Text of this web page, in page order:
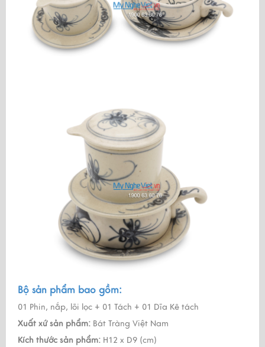
Bộ sản phẩm bao gồm:
01 Phin, nắp, lõi lọc + 01 Tách + 01 Dĩa Kê tách
Xuất xứ sản phẩm: Bát Tràng Việt Nam
Kích thước sản phẩm: H12 x D9 (cm)